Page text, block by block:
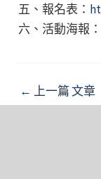
五、報名表：
六、活動海報：
Post
navigation
← 上一篇 文章